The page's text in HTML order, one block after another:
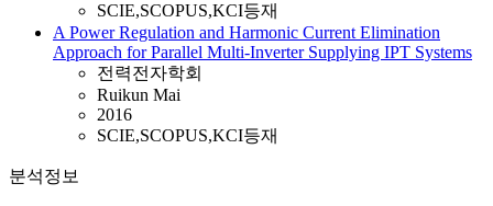
SCIE,SCOPUS,KCI등재
A Power Regulation and Harmonic Current Elimination
Approach for Parallel Multi-Inverter Supplying IPT Systems
전력전자학회
Ruikun Mai
2016
SCIE,SCOPUS,KCI등재
분석정보